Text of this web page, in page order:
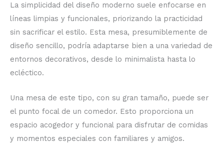
La simplicidad del diseño moderno suele enfocarse en
líneas limpias y funcionales, priorizando la practicidad
sin sacrificar el estilo. Esta mesa, presumiblemente de
diseño sencillo, podría adaptarse bien a una variedad de
entornos decorativos, desde lo minimalista hasta lo
ecléctico.
Una mesa de este tipo, con su gran tamaño, puede ser
el punto focal de un comedor. Esto proporciona un
espacio acogedor y funcional para disfrutar de comidas
y momentos especiales con familiares y amigos.